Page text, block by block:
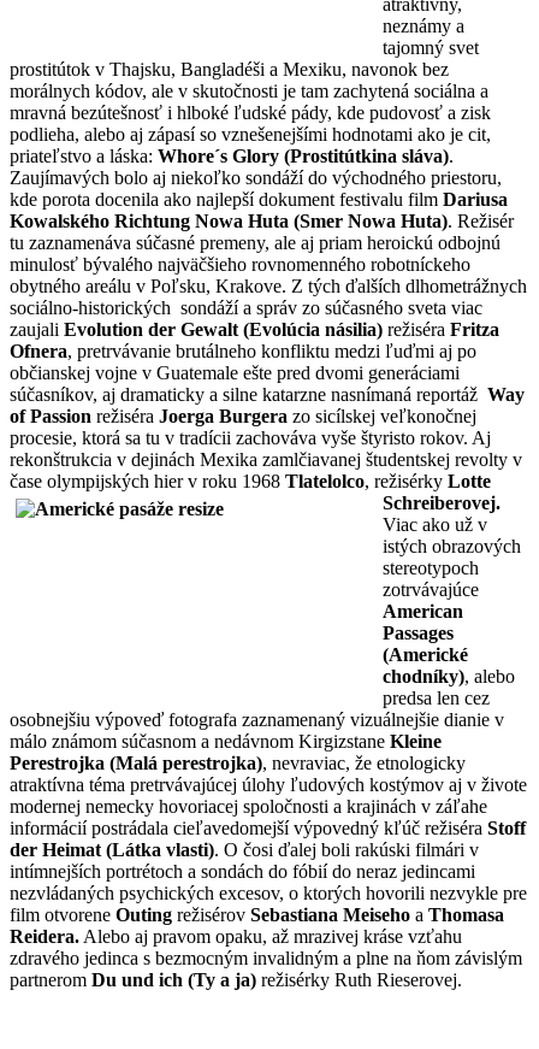
neznámy a
tajomný svet
prostitútok v Thajsku, Bangladéši a Mexiku, navonok bez
morálnych kódov, ale v skutočnosti je tam zachytená sociálna a
mravná bezútešnosť i hlboké ľudské pády, kde pudovosť a zisk
podlieha, alebo aj zápasí so vznešenejšími hodnotami ako je cit,
priateľstvo a láska: Whore´s Glory (Prostitútkina sláva).
Zaujímavých bolo aj niekoľko sondáží do východného priestoru,
kde porota docenila ako najlepší dokument festivalu film Dariusa
Kowalského Richtung Nowa Huta (Smer Nowa Huta). Režisér
tu zaznamenáva súčasné premeny, ale aj priam heroickú odbojnú
minulosť bývalého najväčšieho rovnomenného robotníckeho
obytného areálu v Poľsku, Krakove. Z tých ďalších dlhometrážnych
sociálno-historických sondáží a správ zo súčasného sveta viac
zaujali Evolution der Gewalt (Evolúcia násilia) režiséra Fritza
Ofnera, pretrvávanie brutálneho konfliktu medzi ľuďmi aj po
občianskej vojne v Guatemale ešte pred dvomi generáciami
súčasníkov, aj dramaticky a silne katarzne nasnímaná reportáž Way
of Passion režiséra Joerga Burgera zo sicílskej veľkonočnej
procesie, ktorá sa tu v tradícii zachováva vyše štyristo rokov. Aj
rekonštrukcia v dejinách Mexika zamlčiavanej študentskej revolty v
čase olympijských hier v roku 1968 Tlatelolco, režisérky Lotte
Schreiberovej.
Viac ako už v
istých obrazových
stereotypoch
zotrvávajúce
American
Passages
(Americké
chodníky), alebo
predsa len cez
osobnejšiu výpoveď fotografa zaznamenaný vizuálnejšie dianie v
málo známom súčasnom a nedávnom Kirgizstane Kleine
Perestrojka (Malá perestrojka), nevraviac, že etnologicky
atraktívna téma pretrvávajúcej úlohy ľudových kostýmov aj v živote
modernej nemecky hovoriacej spoločnosti a krajinách v záľahe
informácií postrádala cieľavedomejší výpovedný kľúč režiséra Stoff
der Heimat (Látka vlasti). O čosi ďalej boli rakúski filmári v
intímnejších portrétoch a sondách do fóbií do neraz jedincami
nezvládaných psychických excesov, o ktorých hovorili nezvykle pre
film otvorene Outing režisérov Sebastiana Meiseho a Thomasa
Reidera. Alebo aj pravom opaku, až mrazivej kráse vzťahu
zdravého jedinca s bezmocným invalidným a plne na ňom závislým
partnerom Du und ich (Ty a ja) režisérky Ruth Rieserovej.